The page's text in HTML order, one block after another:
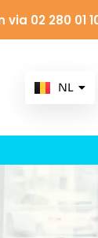
02 280 01
NL
FR